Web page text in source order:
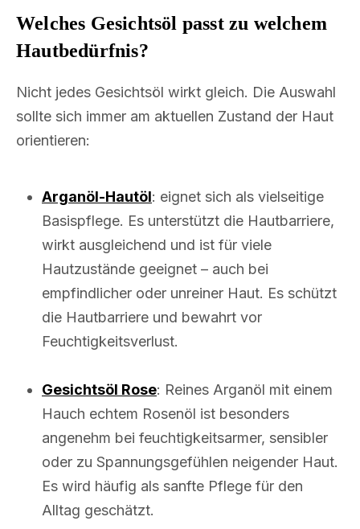
Welches Gesichtsöl passt zu welchem
Hautbedürfnis?
Nicht jedes Gesichtsöl wirkt gleich. Die Auswahl
sollte sich immer am aktuellen Zustand der Haut
orientieren:
Arganöl-Hautöl: eignet sich als vielseitige
Basispflege. Es unterstützt die Hautbarriere,
wirkt ausgleichend und ist für viele
Hautzustände geeignet – auch bei
empfindlicher oder unreiner Haut. Es schützt
die Hautbarriere und bewahrt vor
Feuchtigkeitsverlust.
Gesichtsöl Rose: Reines Arganöl mit einem
Hauch echtem Rosenöl ist besonders
angenehm bei feuchtigkeitsarmer, sensibler
oder zu Spannungsgefühlen neigender Haut.
Es wird häufig als sanfte Pflege für den
Alltag geschätzt.